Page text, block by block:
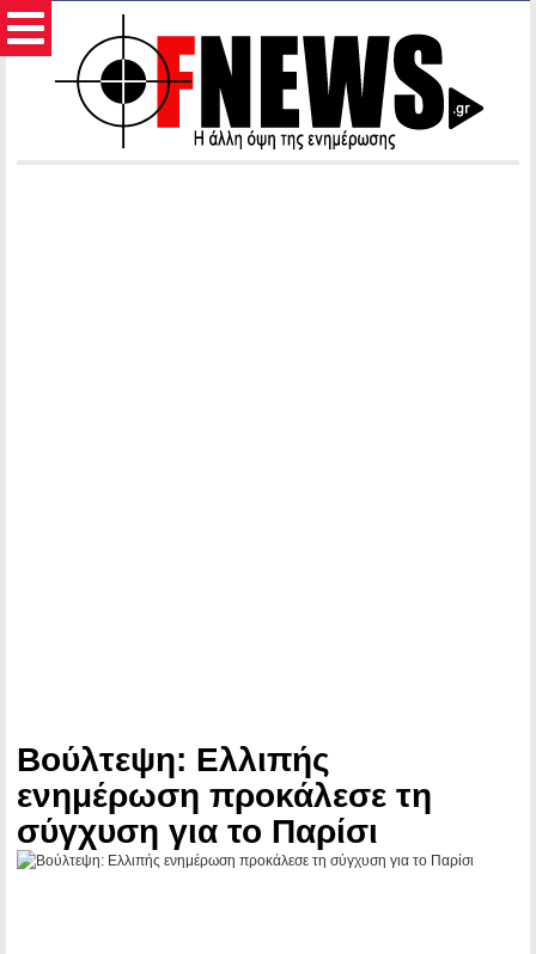
Βούλτεψη: Ελλιπής
ενημέρωση προκάλεσε τη
σύγχυση για το Παρίσι